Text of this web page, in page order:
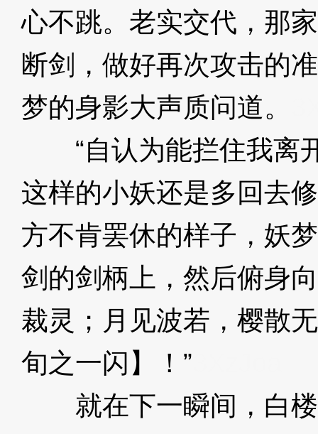
心不跳。老实交代，那
断剑，做好再次攻击的
梦的身影大声质问道。
“自认为能拦住我离
这样的小妖还是多回去
方不肯罢休的样子，妖
剑的剑柄上，然后俯身
裁灵；月见波若，樱散
旬之一闪】！”
就在下一瞬间，白楼